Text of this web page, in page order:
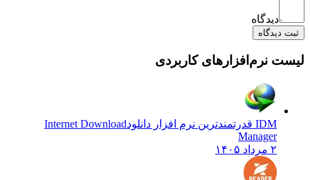
دیدگاه
ثبت دیدگاه
لیست نرم‌افزارهای کاربردی
IDM قدرتمندترین نرم افزار دانلود
Internet Download
Manager
۲ مرداد ۱۴۰۵